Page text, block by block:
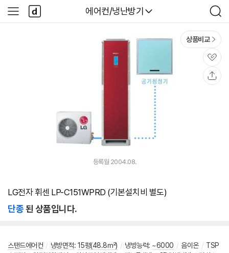
다나와
에어컨/냉난방기
검
색
사
이
다
나
와
상품비교
관
심
등록월 2004.08.
LG전자 휘센 LP-C151WPRD (기본설치비 별도)
단종된 상품입니다.
스탠드에어컨 / 냉방면적: 15평(48.8㎡) / 냉방능력: ~6000 / 음이온 / TSP